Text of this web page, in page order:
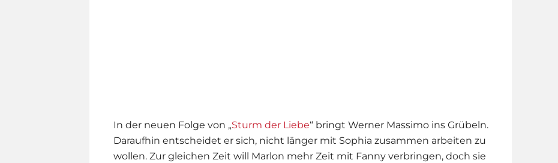
In der neuen Folge von „Sturm der Liebe“ bringt Werner Massimo ins Grübeln.
Daraufhin entscheidet er sich, nicht länger mit Sophia zusammen arbeiten zu
wollen. Zur gleichen Zeit will Marlon mehr Zeit mit Fanny verbringen, doch sie